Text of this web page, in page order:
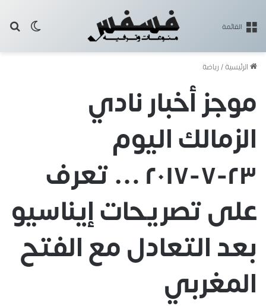
القائمة
الرئيسية/رياضة
موجز أخبار نادي
الزمالك اليوم
٢٣-٧-٢٠١٧ … تعرف
على تصريحات إيناسيو
بعد التعادل مع الفتح
المغربي